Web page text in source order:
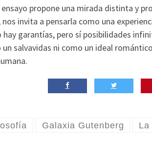
ensayo propone una mirada distinta y
invita a pensarla como una
garantías, pero sí posibilidades
salvavidas ni como un ideal
Galaxia Gutenberg La